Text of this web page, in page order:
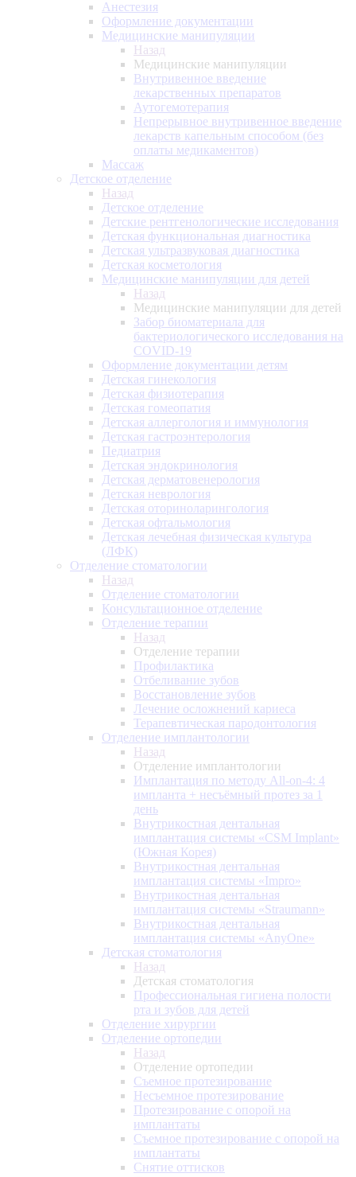
Анестезия
Оформление документации
Медицинские манипуляции
Назад
Медицинские манипуляции
Внутривенное введение
лекарственных препаратов
Аутогемотерапия
Непрерывное внутривенное введение
лекарств капельным способом (без
оплаты медикаментов)
Массаж
Детское отделение
Назад
Детское отделение
Детские рентгенологические исследования
Детская функциональная диагностика
Детская ультразвуковая диагностика
Детская косметология
Медицинские манипуляции для детей
Назад
Медицинские манипуляции для детей
Забор биоматериала для
бактериологического исследования на
COVID-19
Оформление документации детям
Детская гинекология
Детская физиотерапия
Детская гомеопатия
Детская аллергология и иммунология
Детская гастроэнтерология
Педиатрия
Детская эндокринология
Детская дерматовенерология
Детская неврология
Детская оториноларингология
Детская офтальмология
Детская лечебная физическая культура
(ЛФК)
Отделение стоматологии
Назад
Отделение стоматологии
Консультационное отделение
Отделение терапии
Назад
Отделение терапии
Профилактика
Отбеливание зубов
Восстановление зубов
Лечение осложнений кариеса
Терапевтическая пародонтология
Отделение имплантологии
Назад
Отделение имплантологии
Имплантация по методу All-on-4: 4
импланта + несъёмный протез за 1
день
Внутрикостная дентальная
имплантация системы «CSM Implant»
(Южная Корея)
Внутрикостная дентальная
имплантация системы «Impro»
Внутрикостная дентальная
имплантация системы «Straumann»
Внутрикостная дентальная
имплантация системы «AnyOne»
Детская стоматология
Назад
Детская стоматология
Профессиональная гигиена полости
рта и зубов для детей
Отделение хирургии
Отделение ортопедии
Назад
Отделение ортопедии
Съемное протезирование
Несъемное протезирование
Протезирование с опорой на
имплантаты
Съемное протезирование с опорой на
имплантаты
Снятие оттисков